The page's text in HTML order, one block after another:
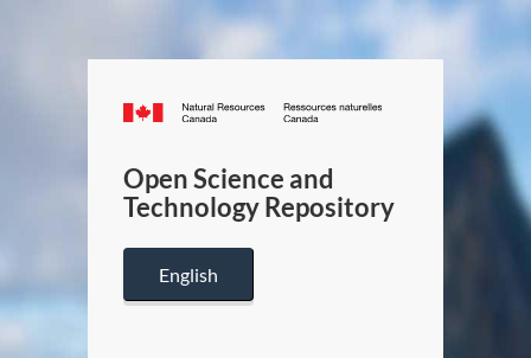
Canada.ca
/
Canada
Open Science and
Technology Repository
English